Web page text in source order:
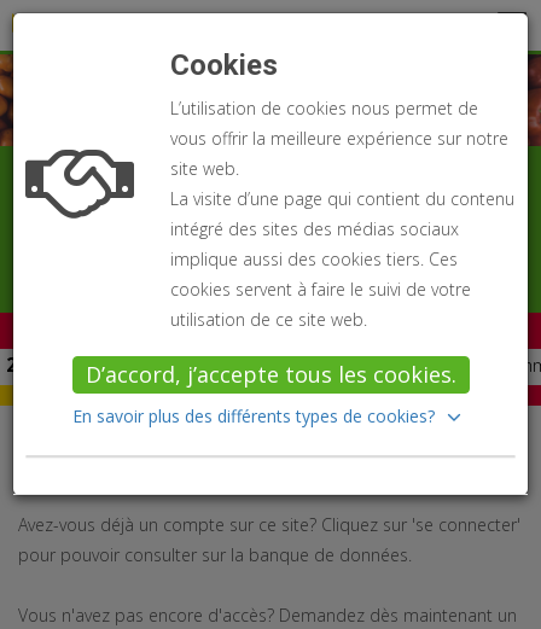
Se connecter
LA LÉGISLATION ALIMENTAIRE ON-LINE
Plus vite. Plus étendue. Plus intuitive
Un produit de la Charte Professional Publishing
Dernières mises à jour
24/07/2026: Règlement d’exécution (UE) 2021/2325 de la
22/07/2026: Arrêté royal du 13 avril 2019 relatif au paquet
20/07/2026: Règlement (CE) n° 1099/2009 du Conseil du 24
20/07/2026: Arrêté ministériel du 16 avril 2019 relatif aux
14/07/2026: Loi du 5 mai 2022 sur les médicaments
Avez-vous déjà un compte sur ce site? Cliquez sur 'se connecter'
pour pouvoir consulter sur la banque de données.
Vous n'avez pas encore d'accès? Demandez dès maintenant un
Cookies
L’utilisation de cookies nous permet de
vous offrir la meilleure expérience sur notre
site web.
La visite d’une page qui contient du contenu
intégré des sites des médias sociaux
implique aussi des cookies tiers. Ces
cookies servent à faire le suivi de votre
utilisation de ce site web.
D’accord, j’accepte tous les cookies.
En savoir plus des différents types de cookies?